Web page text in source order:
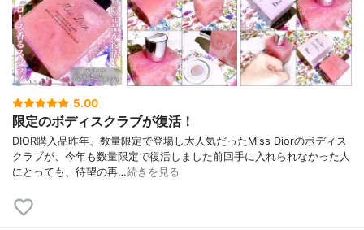
5.00
限定のボディスクラブが復活！
DIOR購入品昨年、数量限定で登場し大人気だったMiss Diorのボディス
クラブが、今年も数量限定で復活しました前回手に入れられなかった人
にとっても、待望の再…続きを見る